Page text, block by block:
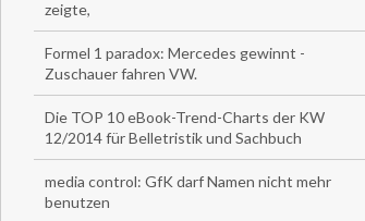
zeigte,
Formel 1 paradox: Mercedes gewinnt -
Zuschauer fahren VW.
Die TOP 10 eBook-Trend-Charts der KW
12/2014 für Belletristik und Sachbuch
media control: GfK darf Namen nicht mehr
benutzen